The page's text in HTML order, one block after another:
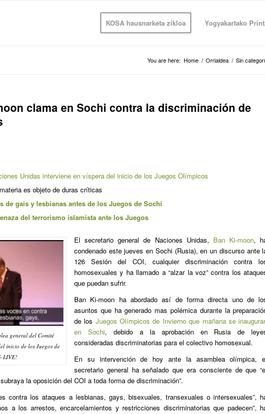
KOSA hausnarketa zikloa Yogyakartako
You are here: Home / Orrialdea / Sin
clama en Sochi contra la discriminación de
Unidas interviene en víspera del inicio de los Juegos Olímpicos
es objeto de duras críticas
de gais y lesbianas antes de los Juegos de Sochi
del terrorismo islamista ante los Juegos
general del Comité
inicio de los Juegos de
LIVE!
El secretario general de Naciones Unidas, Ban Ki-moon,
condenado este jueves en Sochi (Rusia), en un discurso ante
126 Sesión del COI, cualquier discriminación contra
homosexuales y ha llamado a “alzar la voz” contra los
que puedan sufrir.
Ban Ki-moon ha abordado así de forma directa uno de
asuntos que ha generado mas polémica durante la
de los Juegos Olímpicos de Invierno que mañana se
en Sochi, debido a la aprobación en Rusia de
consideradas discriminatorias para el colectivo homosexual.
En su intervención de hoy ante la asamblea olímpica,
secretario general ha señalado que era consciente de que
la oposición del COI a toda forma de discriminación”.
contra los ataques a lesbianas, gays, bisexuales, transexuales o intersexuales”,
a los arrestos, encarcelamientos y restricciones discriminatorias que padecen”,